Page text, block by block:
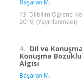
Başaran M.
13. Dilbilim Öğrenci
2019, (Yayınlanmadı)
4. Dil ve
Konuşma
Algısı
Başaran M.